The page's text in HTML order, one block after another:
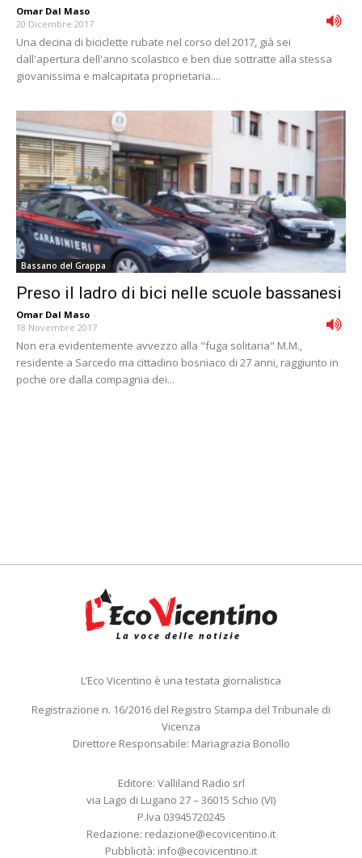
Omar Dal Maso -
20 Dicembre 2017
Una decina di biciclette rubate nel corso del 2017, già sei
dall'apertura dell'anno scolastico e ben due sottratte alla stessa
giovanissima e malcapitata proprietaria....
Bassano del Grappa
Preso il ladro di bici nelle scuole bassanesi
Omar Dal Maso -
18 Novembre 2017
Non era evidentemente avvezzo alla "fuga solitaria" M.M.,
residente a Sarcedo ma cittadino bosniaco di 27 anni, raggiunto in
poche ore dalla compagnia dei...
L’Eco Vicentino è una testata giornalistica
Registrazione n. 16/2016 del Registro Stampa del Tribunale di
Vicenza
Direttore Responsabile: Mariagrazia Bonollo
Editore: Valliland Radio srl
via Lago di Lugano 27 – 36015 Schio (VI)
P.Iva 03945720245
Redazione: redazione@ecovicentino.it
Pubblicità: info@ecovicentino.it